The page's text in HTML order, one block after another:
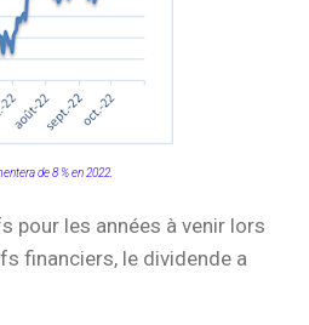
de 8 % en 2022.
pour les années à venir lors
financiers, le dividende a